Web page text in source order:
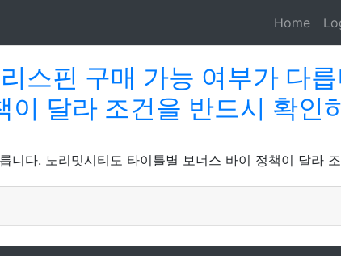
Home
스핀 구매 가능 여부가 다
이 달라 조건을 반드시 확인
니다. 노리밋시티도 타이틀별 보너스 바이 정책이 달라